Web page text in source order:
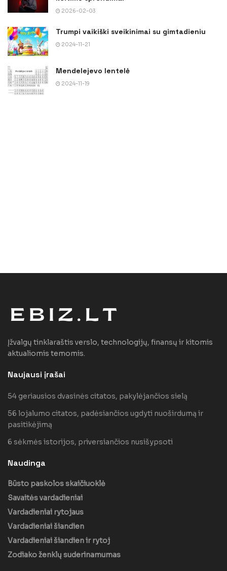
2026-02-03
Trumpi vaikiški sveikinimai su gimtadieniu
2024-11-21
Mendelejevo lentelė
2024-11-19
Įžvalgų tinklaraštis verslo, technologijų, finansų ir kitomis
aktualiomis temomis.
Naujausi įrašai
54 geriausios dvasinės citatos, pakylėjančios sielą
56 lojalumo citatos, padėsiančios ugdyti nuoširdumą ir
pasitikėjimą
6 sėkmės istorijos, priversiančios nusišypsoti
Naudinga
Būsto paskolos skaičiuoklė
Savaitės vardadieniai
Vardadieniai rytojaus
Vardadieniai šiandien
Vardadieniai šiandien ir rytoj
Zodiako ženklų suderinamumas